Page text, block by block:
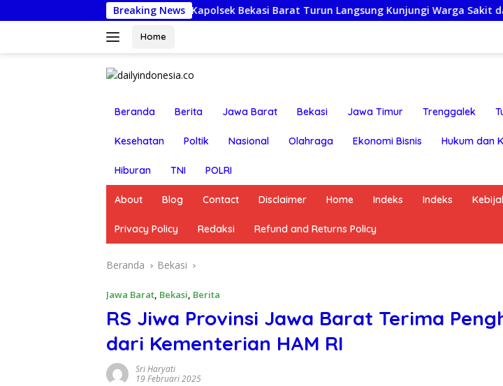
ke
Breaking News
Jumat Berkah: Kapolsek Bekasi Barat Turun Langsung Kunjungi Warga Sakit dan Lansia
Home
Beranda Berita Jawa Barat Bekasi Jawa Timur Trenggalek
Kesehatan Poltik Nasional Olahraga Ekonomi Bisnis Hukum dan
Hiburan TNI POLRI
About Blog Contact Disclaimer Home Indeks Indeks
Privacy Policy Redaksi Refund and Returns Policy
Beranda Bekasi
Jawa Barat, Bekasi, Berita
RS Jiwa Provinsi Jawa Barat Terima
dari Kementerian HAM RI
Sri Haryati
19 Februari 2025